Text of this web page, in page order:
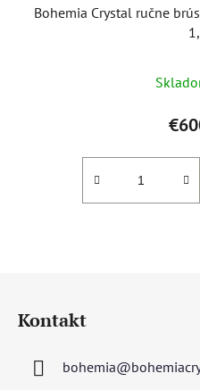
Bohemia Crystal ručne
Kontakt
bohemia@